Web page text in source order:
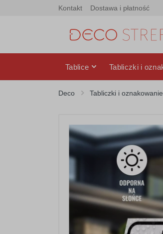
Kontakt Dostawa i płatność
Tablice Tabliczki i
Deco Tabliczki i